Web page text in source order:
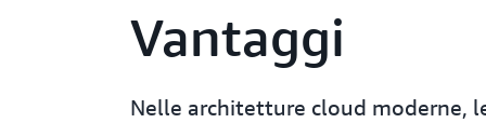
Vantaggi
Nelle architetture cloud moderne,